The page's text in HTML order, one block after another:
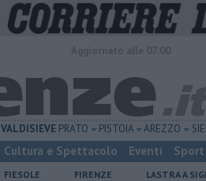
VALDISIEVE PRATO PISTOIA AREZZO
Cultura e Spettacolo Eventi Sport
FIESOLE FIRENZE LASTRA A